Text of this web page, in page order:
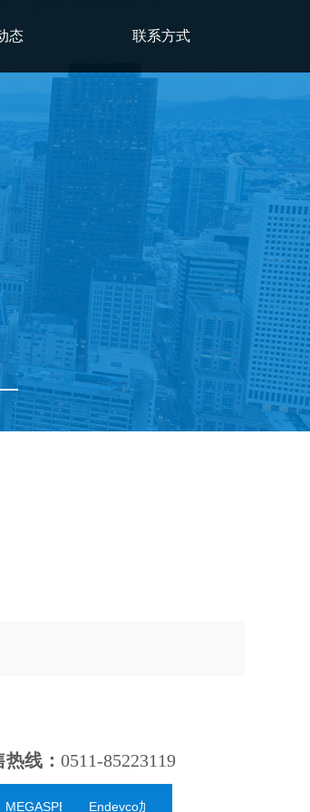
态 联系方式
线： 0511-85223119
速摄影机
MEGASPEED高速摄像机Endevco加速度传感器